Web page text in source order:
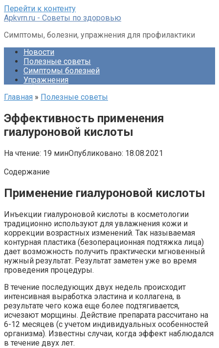
Перейти к контенту
Apkvrn.ru - Советы по здоровью
Симптомы, болезни, упражнения для профилактики
Новости
Полезные советы
Симптомы болезней
Упражнения
Главная » Полезные советы
Эффективность применения
гиалуроновой кислоты
На чтение: 19 минОпубликовано: 18.08.2021
Содержание
Применение гиалуроновой кислоты
Инъекции гиалуроновой кислоты в косметологии
традиционно используют для увлажнения кожи и
коррекции возрастных изменений. Так называемая
контурная пластика (безоперационная подтяжка лица)
дает возможность получить практически мгновенный
нужный результат. Результат заметен уже во время
проведения процедуры.
В течение последующих двух недель происходит
интенсивная выработка эластина и коллагена, в
результате чего кожа еще более подтягивается,
исчезают морщины. Действие препарата рассчитано на
6-12 месяцев (с учетом индивидуальных особенностей
организма). Известны случаи, когда эффект наблюдался
в течение двух лет.